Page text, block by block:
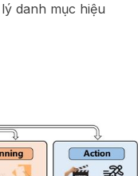
danh mục hiệu